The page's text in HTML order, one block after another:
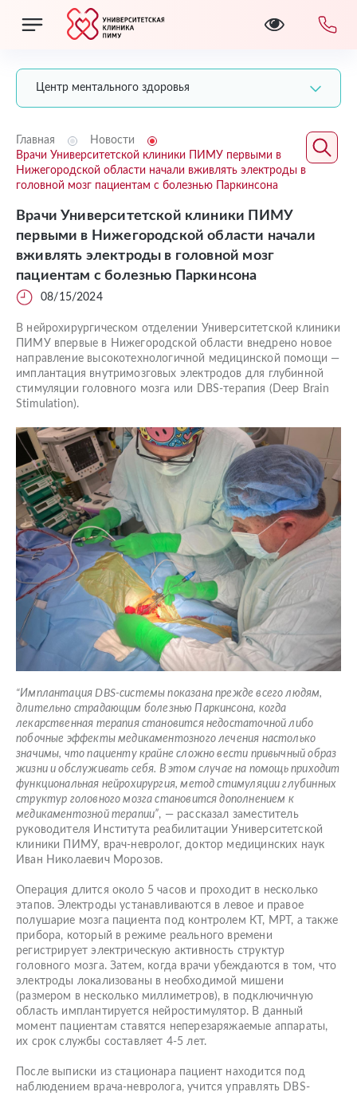
Центр ментального здоровья
Главная
Новости
Врачи Университетской клиники ПИМУ первыми в
Нижегородской области начали вживлять электроды в
головной мозг пациентам с болезнью Паркинсона
Врачи Университетской клиники ПИМУ
первыми в Нижегородской области начали
вживлять электроды в головной мозг
пациентам с болезнью Паркинсона
08/15/2024
В нейрохирургическом отделении Университетской клиники
ПИМУ впервые в Нижегородской области внедрено новое
направление высокотехнологичной медицинской помощи —
имплантация внутримозговых электродов для глубинной
стимуляции головного мозга или DBS-терапия (Deep Brain
Stimulation).
“Имплантация DBS-системы показана прежде всего людям,
длительно страдающим болезнью Паркинсона, когда
лекарственная терапия становится недостаточной либо
побочные эффекты медикаментозного лечения настолько
значимы, что пациенту крайне сложно вести привычный образ
жизни и обслуживать себя. В этом случае на помощь приходит
функциональная нейрохирургия, метод стимуляции глубинных
структур головного мозга становится дополнением к
медикаментозной терапии”, — рассказал заместитель
руководителя Института реабилитации Университетской
клиники ПИМУ, врач-невролог, доктор медицинских наук
Иван Николаевич Морозов.
Операция длится около 5 часов и проходит в несколько
этапов. Электроды устанавливаются в левое и правое
полушарие мозга пациента под контролем КТ, МРТ, а также
прибора, который в режиме реального времени
регистрирует электрическую активность структур
головного мозга. Затем, когда врачи убеждаются в том, что
электроды локализованы в необходимой мишени
(размером в несколько миллиметров), в подключичную
область имплантируется нейростимулятор. В данный
момент пациентам ставятся неперезаряжаемые аппараты,
их срок службы составляет 4-5 лет.
После выписки из стационара пациент находится под
наблюдением врача-невролога, учится управлять DBS-